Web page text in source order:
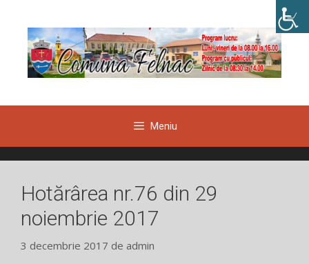
conținut
Meniu
Hotărârea nr.76 din 29
noiembrie 2017
3 decembrie 2017 de admin